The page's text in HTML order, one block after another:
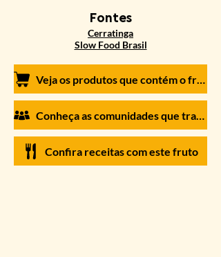
frutos amadurecem de outubro a janeiro. Os
frutos devem ser colhidos diretamente do pé.
Caso estejam caídos no chão, a coleta deve
rançosos ou estraguem.
Fontes
Cerratinga
Slow Food Brasil
Veja os produtos que contém o fruto em nossa loja virtual
Conheça as comunidades que trabalham com o fruto
Confira receitas com este fruto